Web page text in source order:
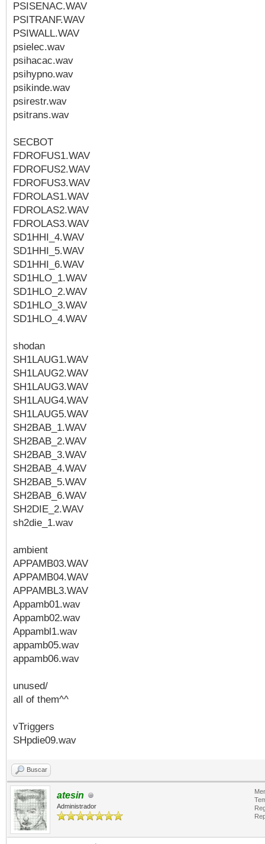
PSISENAC.WAV
PSITRANF.WAV
PSIWALL.WAV
psielec.wav
psihacac.wav
psihypno.wav
psikinde.wav
psirestr.wav
psitrans.wav
SECBOT
FDROFUS1.WAV
FDROFUS2.WAV
FDROFUS3.WAV
FDROLAS1.WAV
FDROLAS2.WAV
FDROLAS3.WAV
SD1HHI_4.WAV
SD1HHI_5.WAV
SD1HHI_6.WAV
SD1HLO_1.WAV
SD1HLO_2.WAV
SD1HLO_3.WAV
SD1HLO_4.WAV
shodan
SH1LAUG1.WAV
SH1LAUG2.WAV
SH1LAUG3.WAV
SH1LAUG4.WAV
SH1LAUG5.WAV
SH2BAB_1.WAV
SH2BAB_2.WAV
SH2BAB_3.WAV
SH2BAB_4.WAV
SH2BAB_5.WAV
SH2BAB_6.WAV
SH2DIE_2.WAV
sh2die_1.wav
ambient
APPAMB03.WAV
APPAMB04.WAV
APPAMBL3.WAV
Appamb01.wav
Appamb02.wav
Appambl1.wav
appamb05.wav
appamb06.wav
unused/
all of them^^
vTriggers
SHpdie09.wav
Buscar
atesin
Administrador